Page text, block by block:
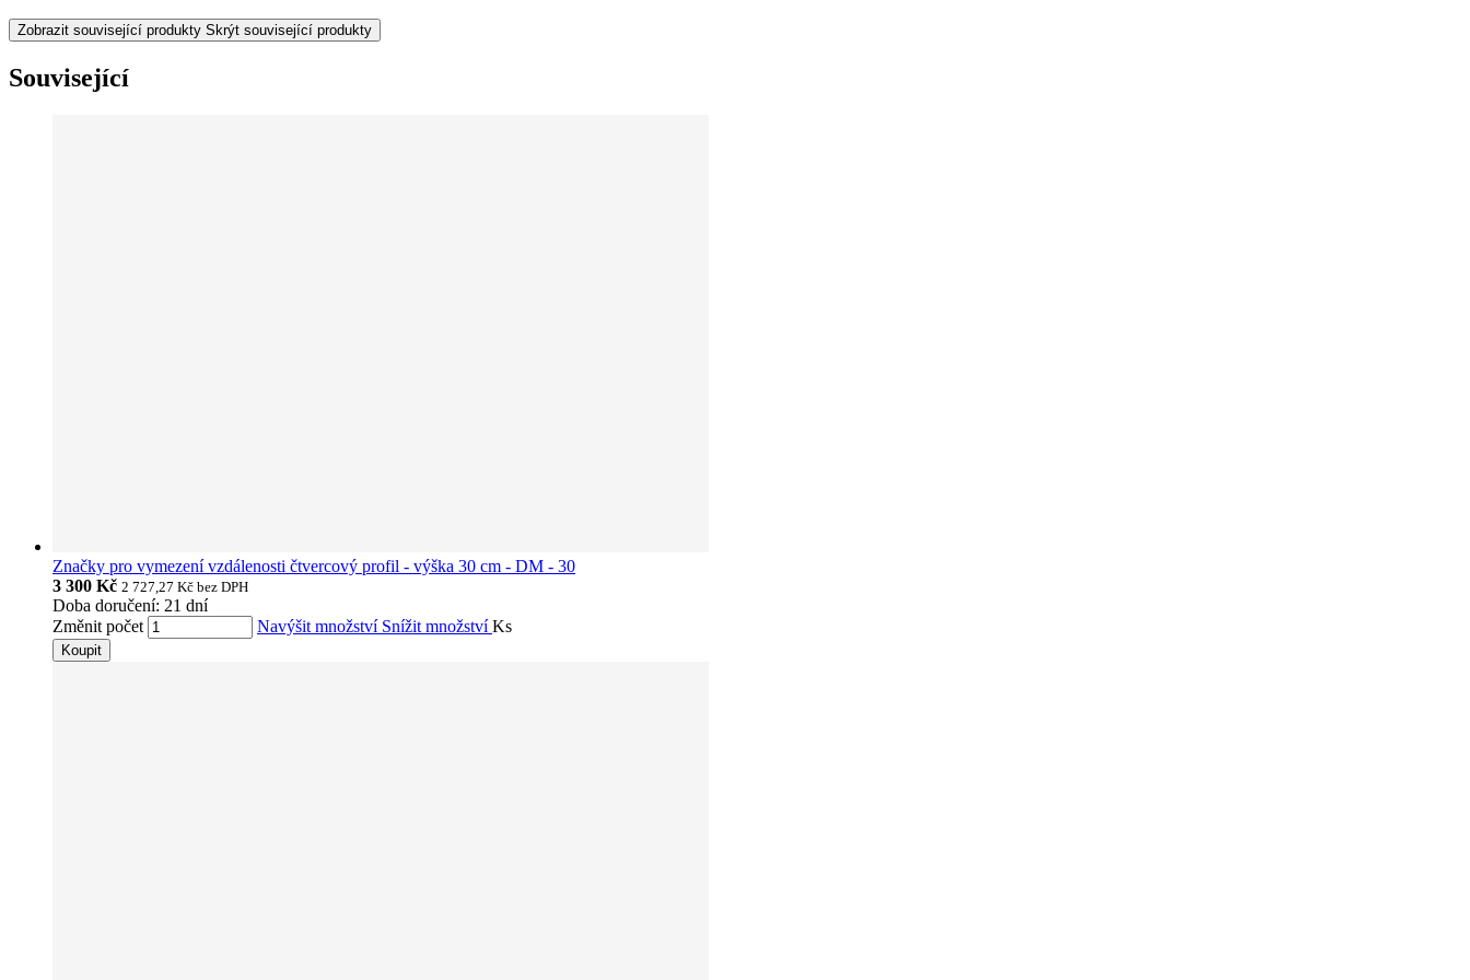
Zobrazit související produkty Skrýt související produkty
Související
Značky pro vymezení vzdálenosti čtvercový profil - výška 30 cm - DM - 30
3 300 Kč 2 727,27 Kč bez DPH
Doba doručení: 21 dní
Změnit počet
Navýšit množství Snížit množstvíKs
Koupit